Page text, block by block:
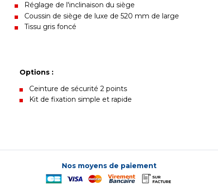
Réglage de l'inclinaison du siège
Coussin de siège de luxe de 520 mm de large
Tissu gris foncé
Options :
Ceinture de sécurité 2 points
Kit de fixation simple et rapide
Nos moyens de paiement